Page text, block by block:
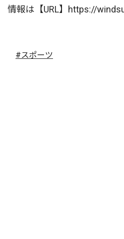
情報は【URL】https://
#スポーツ